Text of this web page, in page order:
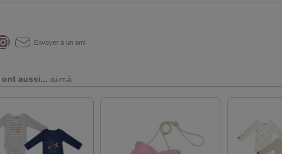
Envoyer à un ami
aussi... aimé